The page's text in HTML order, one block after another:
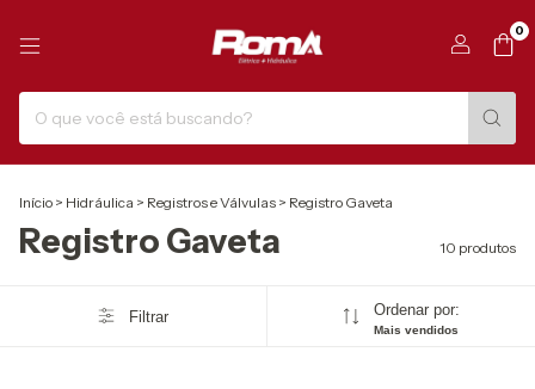
0
Início > Hidráulica > Registros e Válvulas > Registro Gaveta
Registro Gaveta 10 produtos
Filtrar Ordenar por:
Mais vendidos